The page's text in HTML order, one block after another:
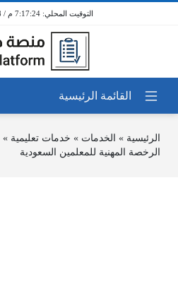
7:17:24 م / 8 أغسطس 2026
الرئيسية » الخدمات » خدمات تعليمية »
الرخصة المهنية للمعلمين السعودية